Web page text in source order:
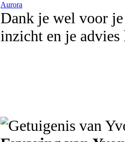
Aurora
Dank je wel voor
inzicht en je